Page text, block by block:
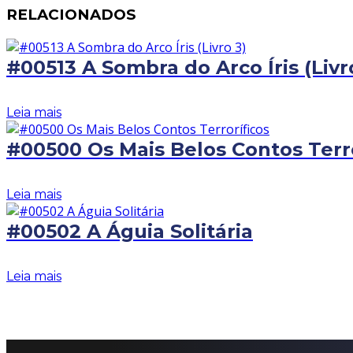
RELACIONADOS
#00513 A Sombra do Arco Íris
Leia mais
#00500 Os Mais Belos Contos
Leia mais
#00502 A Águia Solitária
Leia mais